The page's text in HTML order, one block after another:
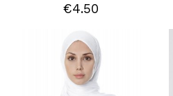
€4.50